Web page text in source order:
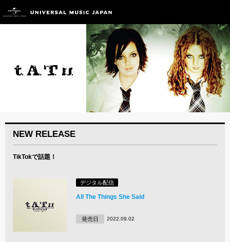
NEW RELEASE
TikTokで話題！
デジタル配信
All The Things She Said
発売日 2022.09.02